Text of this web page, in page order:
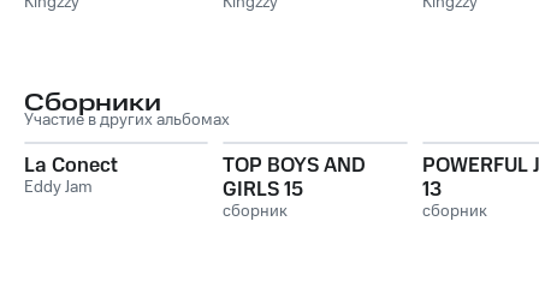
Сборники
Участие в других альбомах
La Conect
Eddy Jam
TOP BOYS AND
GIRLS 15
сборник
POWERFUL
13
сборник